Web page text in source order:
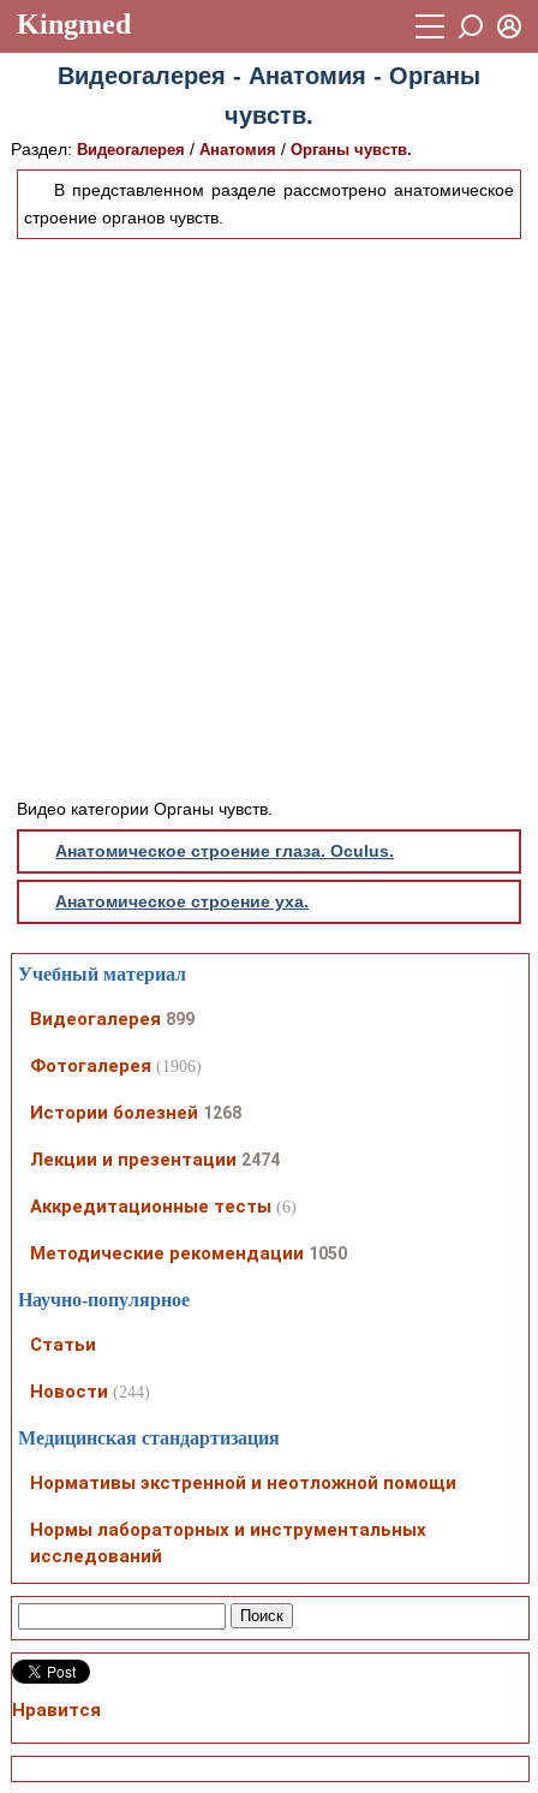
Kingmed
Учебный материал
Фотогалерея
Истории болезней 1268
Пароль
Видеогалерея - Анатомия - Органы
чувств.
Раздел: Видеогалерея / Анатомия / Органы чувств.
В представленном разделе рассмотрено анатомическое
строение органов чувств.
Видео категории Органы чувств.
Анатомическое строение глаза. Оculus.
Анатомическое строение уха.
Учебный материал
Видеогалерея 899
Фотогалерея (1906)
Истории болезней 1268
Лекции и презентации 2474
Аккредитационные тесты (6)
Методические рекомендации 1050
Научно-популярное
Статьи
Новости (244)
Медицинская стандартизация
Нормативы экстренной и неотложной помощи
Нормы лабораторных и инструментальных
исследований
Нравится